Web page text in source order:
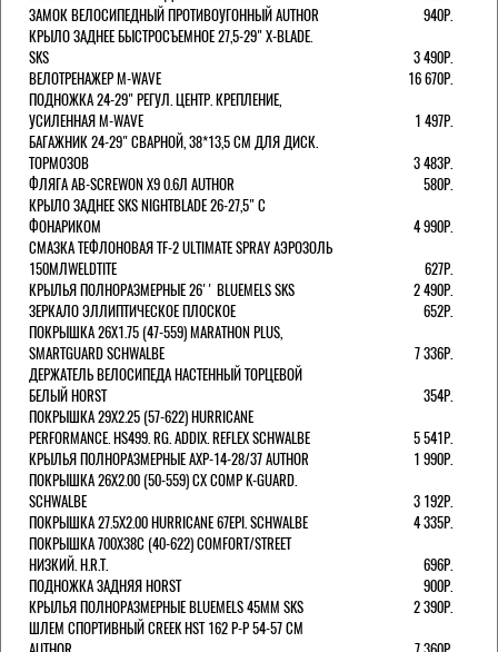
ЗАМОК ВЕЛОСИПЕДНЫЙ ПРОТИВОУГОННЫЙ AUTHOR
940Р.
КРЫЛО ЗАДНЕЕ БЫСТРОСЪЕМНОЕ 27,5-29" X-BLADE.
SKS
3 490Р.
ВЕЛОТРЕНАЖЕР M-WAVE
16 670Р.
ПОДНОЖКА 24-29" РЕГУЛ. ЦЕНТР. КРЕПЛЕНИЕ,
УСИЛЕННАЯ M-WAVE
1 497Р.
БАГАЖНИК 24-29" СВАРНОЙ, 38*13,5 СМ ДЛЯ ДИСК.
ТОРМОЗОВ
3 483Р.
ФЛЯГА AB-SCREWON X9 0.6Л AUTHOR
580Р.
КРЫЛО ЗАДНЕЕ SKS NIGHTBLADE 26-27,5" С
ФОНАРИКОМ
4 990Р.
СМАЗКА ТЕФЛОНОВАЯ TF-2 ULTIMATE SPRAY АЭРОЗОЛЬ
150МЛWELDTITE
627Р.
КРЫЛЬЯ ПОЛНОРАЗМЕРНЫЕ 26'' BLUEMELS SKS
2 490Р.
ЗЕРКАЛО ЭЛЛИПТИЧЕСКОЕ ПЛОСКОЕ
652Р.
ПОКРЫШКА 26X1.75 (47-559) MARATHON PLUS,
SMARTGUARD SCHWALBE
7 336Р.
ДЕРЖАТЕЛЬ ВЕЛОCИПЕДА НАСТЕННЫЙ ТОРЦЕВОЙ
БЕЛЫЙ HORST
354Р.
ПОКРЫШКА 29X2.25 (57-622) HURRICANE
PERFORMANCE. HS499. RG. ADDIX. REFLEX SCHWALBE
5 541Р.
КРЫЛЬЯ ПОЛНОРАЗМЕРНЫЕ AXP-14-28/37 AUTHOR
1 990Р.
ПОКРЫШКА 26X2.00 (50-559) CX COMP K-GUARD.
SCHWALBE
3 192Р.
ПОКРЫШКА 27.5X2.00 HURRICANE 67EPI. SCHWALBE
4 335Р.
ПОКРЫШКА 700X38С (40-622) COMFORT/STREET
НИЗКИЙ. H.R.T.
696Р.
ПОДНОЖКА ЗАДНЯЯ HORST
900Р.
КРЫЛЬЯ ПОЛНОРАЗМЕРНЫЕ BLUEMELS 45MM SKS
2 390Р.
ШЛЕМ СПОРТИВНЫЙ CREEK HST 162 Р-Р 54-57 СМ